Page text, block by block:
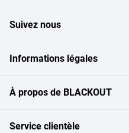
Suivez nous
Informations légales
À propos de BLACKOUT
Service clientèle